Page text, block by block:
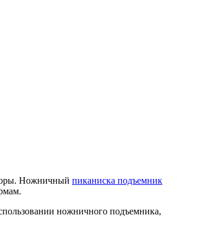
Ножничный пиканиска подъемник
ножничного подъемника,